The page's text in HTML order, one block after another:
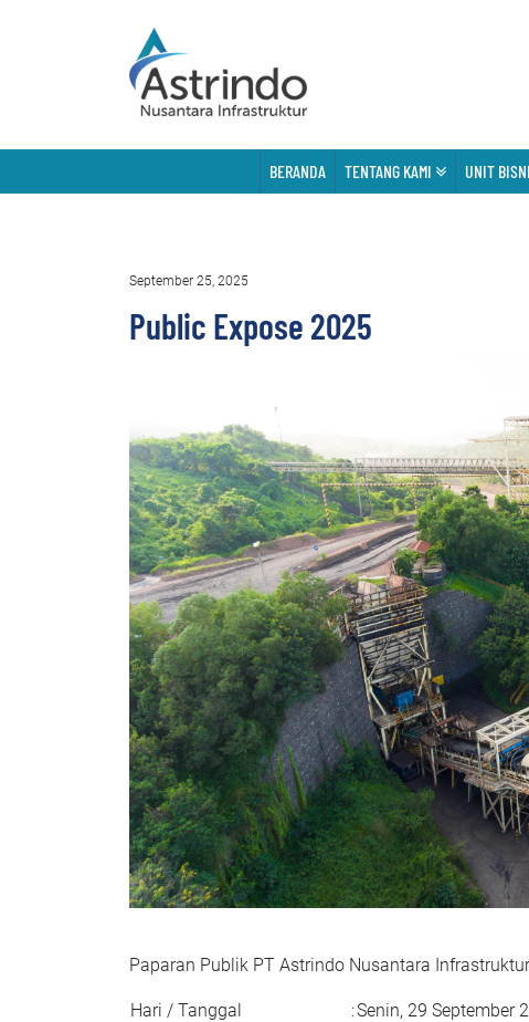
BERANDA TENTANG KAMI UNIT
September 25, 2025
Public Expose 2025
Paparan Publik PT Astrindo Nusantara
Hari / Tanggal :Senin, 29 September